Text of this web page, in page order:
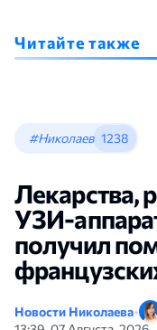
Читайте также
#Николаев 1238
Лекарства,
УЗИ-
получил
Новости Николаева•